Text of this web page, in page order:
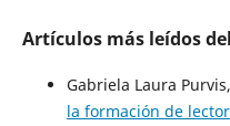
Artículos más leídos
Gabriela Laura Purvis,
la formación de